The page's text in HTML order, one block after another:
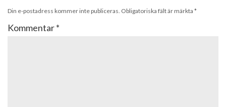
Din e-postadress kommer inte publiceras. Obligatoriska fält är märkta *
Kommentar*